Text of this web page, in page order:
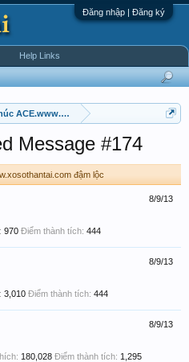
Đăng nhập | Đăng ký
ACE.www.xosothantai.com đậm lộc
Message #174
đậm lộc
8/9/13
970 Điểm thành tích: 444
8/9/13
3,010 Điểm thành tích: 444
8/9/13
180,028 Điểm thành tích: 1,295
Help Links